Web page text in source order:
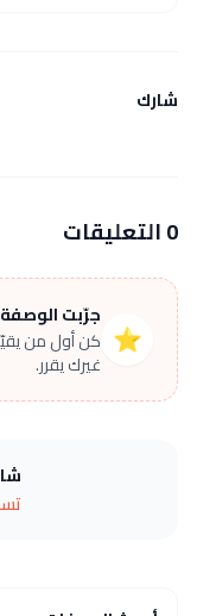
شارك
0 التعليقات
⭐
جرّبت
كن أول من
غيرك يقرر.